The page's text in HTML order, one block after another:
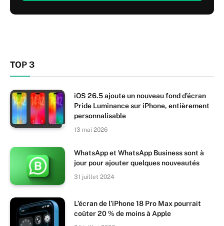
TOP 3
iOS 26.5 ajoute un nouveau fond d’écran
Pride Luminance sur iPhone, entièrement
personnalisable
13 mai 2026
WhatsApp et WhatsApp Business sont à
jour pour ajouter quelques nouveautés
31 juillet 2024
L’écran de l’iPhone 18 Pro Max pourrait
coûter 20 % de moins à Apple